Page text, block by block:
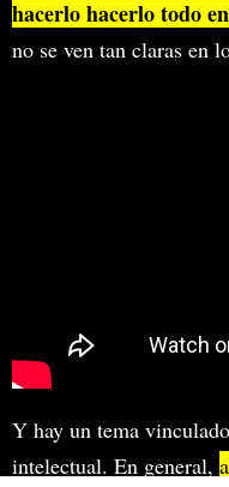
hacerlo hacerlo todo
no se ven tan claras en
Y hay un tema
intelectual. En general,